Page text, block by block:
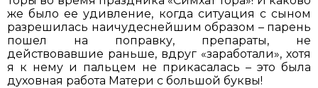
же было ее удивление, когда ситуация с сыном
разрешилась наичудеснейшим образом – парень
пошел на поправку, препараты, не
действовавшие раньше, вдруг «заработали», хотя
я к нему и пальцем не прикасалась – это была
духовная работа Матери с большой буквы!